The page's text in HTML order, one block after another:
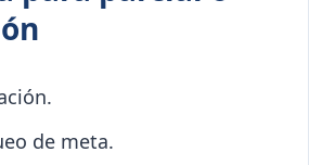
de meta.